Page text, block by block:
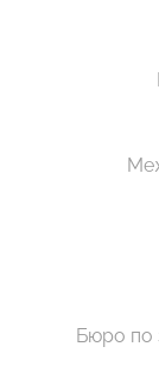
Бюро по